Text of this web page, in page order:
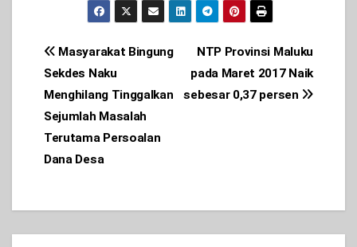
Post
navigation
NTP Provinsi Maluku
pada Maret 2017 Naik
sebesar 0,37 persen
Masyarakat Bingung
Sekdes Naku
Menghilang Tinggalkan
Sejumlah Masalah
Terutama Persoalan
Dana Desa